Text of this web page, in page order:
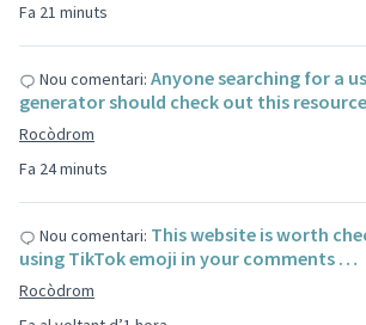
Fa 21 minuts
Fa 24 minuts
Nou comentari: Anyone searching for a
generator should check out this
Rocòdrom
Nou comentari: This website is worth
using TikTok emoji in your comments …
Rocòdrom